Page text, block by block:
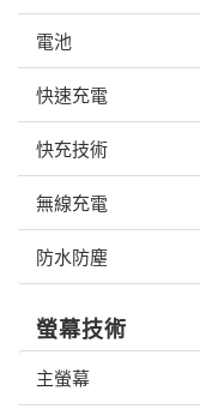
電池
快速充電
快充技術
無線充電
防水防塵
螢幕技術
主螢幕